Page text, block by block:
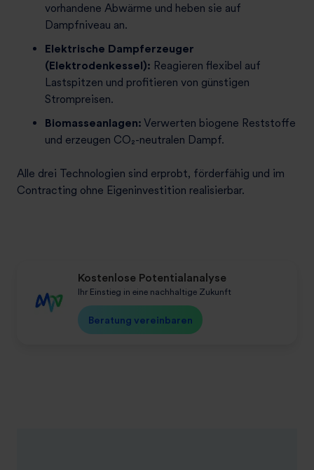
vorhandene Abwärme und heben sie auf
Dampfniveau an.
Elektrische Dampferzeuger
(Elektrodenkessel): Reagieren flexibel auf
Lastspitzen und profitieren von günstigen
Strompreisen.
Biomasseanlagen: Verwerten biogene Reststoffe
und erzeugen CO₂-neutralen Dampf.
Alle drei Technologien sind erprobt, förderfähig und im
Contracting ohne Eigeninvestition realisierbar.
Kostenlose Potentialanalyse
Ihr Einstieg in eine nachhaltige Zukunft
Beratung vereinbaren